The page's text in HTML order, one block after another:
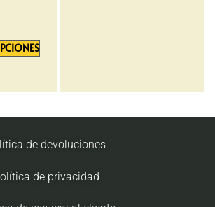
de devoluciones
de privacidad